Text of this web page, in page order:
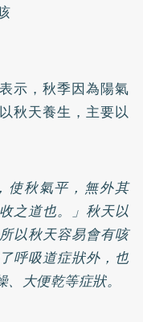
示，秋季因為陽氣
秋天養生，主要以
使秋氣平，無外其
之道也。」秋天以
以秋天容易會有咳
呼吸道症狀外，也
大便乾等症狀。